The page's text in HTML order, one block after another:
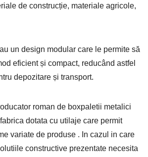
de construcție, materiale agricole,
un design modular care le permite să
eficient și compact, reducând astfel
depozitare și transport.
roman de boxpaletii metalici
dotata cu utilaje care permit
variate de produse . In cazul in care
constructive prezentate necesita